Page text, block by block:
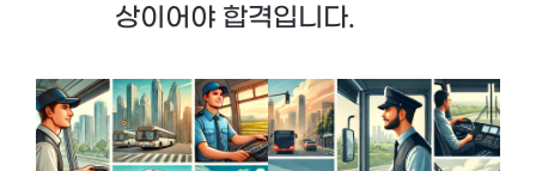
상이어야 합격입니다​.